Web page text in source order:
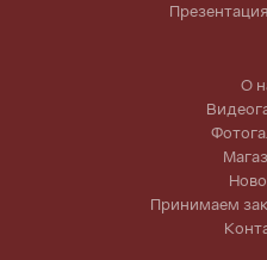
О
Принимаем